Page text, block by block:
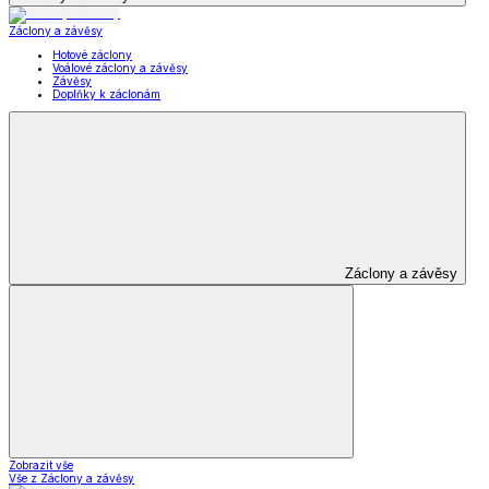
Záclony a závěsy
Hotové záclony
Voálové záclony a závěsy
Závěsy
Doplňky k záclonám
Záclony a závěsy
Zobrazit vše
Vše z Záclony a závěsy